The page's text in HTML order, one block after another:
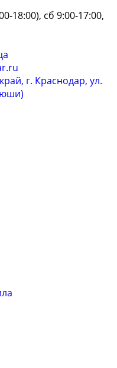
18:00), сб 9:00-17:00,
г. Краснодар, ул.